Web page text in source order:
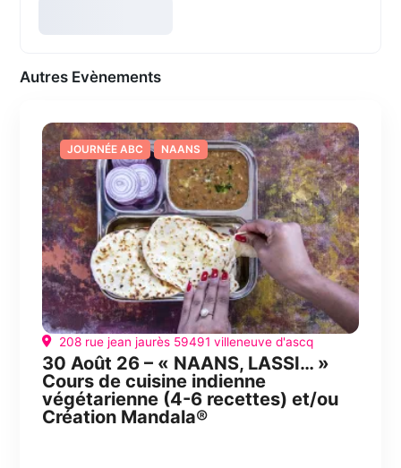
Autres Evènements
JOURNÉE ABC NAANS
208 rue jean jaurès 59491 villeneuve d'ascq
30 Août 26 – « NAANS, LASSI… »
Cours de cuisine indienne
végétarienne (4-6 recettes) et/ou
Création Mandala®